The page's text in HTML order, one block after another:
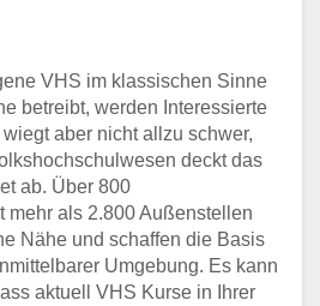
VHS im klassischen Sinne
betreibt, werden Interessierte
aber nicht allzu schwer,
deckt das
ab. Über 800
mehr als 2.800 Außenstellen
Nähe und schaffen die Basis
Umgebung. Es kann
aktuell VHS Kurse in Ihrer